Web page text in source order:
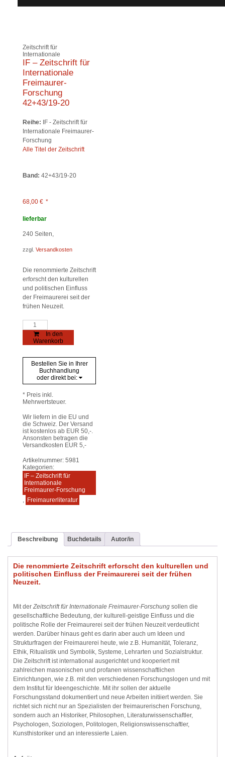
Zeitschrift für
Internationale
IF – Zeitschrift für
Internationale
Freimaurer-
Forschung
42+43/19-20
Reihe: IF - Zeitschrift für
Internationale Freimaurer-
Forschung
Alle Titel der Zeitschrift
Band: 42+43/19-20
68,00 € *
lieferbar
240 Seiten,
zzgl. Versandkosten
Die renommierte Zeitschrift
erforscht den kulturellen
und politischen Einfluss
der Freimaurerei seit der
frühen Neuzeit.
-
Zeitschrift
für
Freimaurer-
Forschung
42+43/19-
Menge
In den
Warenkorb
Bestellen Sie in Ihrer
Buchhandlung
oder direkt bei:
* Preis inkl.
Mehrwertsteuer.
Wir liefern in die EU und
die Schweiz. Der Versand
ist kostenlos ab EUR 50,-.
Ansonsten betragen die
Versandkosten EUR 5,-
Artikelnummer: 5981
Kategorien:
IF – Zeitschrift für
Internationale
Freimaurer-Forschung
, Freimaurerliteratur
Beschreibung Buchdetails Autor/in
Die renommierte Zeitschrift erforscht den kulturellen und
politischen Einfluss der Freimaurerei seit der frühen
Neuzeit.
Mit der Zeitschrift für Internationale Freimaurer-Forschung sollen die
gesellschaftliche Bedeutung, der kulturell-geistige Einfluss und die
politische Rolle der Freimaurerei seit der frühen Neuzeit verdeutlicht
werden. Darüber hinaus geht es darin aber auch um Ideen und
Strukturfragen der Freimaurerei heute, wie z.B. Humanität, Toleranz,
Ethik, Ritualistik und Symbolik, Systeme, Lehrarten und Sozialstruktur.
Die Zeitschrift ist international ausgerichtet und kooperiert mit
zahlreichen masonischen und profanen wissenschaftlichen
Einrichtungen, wie z.B. mit den verschiedenen Forschungslogen und mit
dem Institut für Ideengeschichte. Mit ihr sollen der aktuelle
Forschungsstand dokumentiert und neue Arbeiten initiiert werden. Sie
richtet sich nicht nur an Spezialisten der freimaurerischen Forschung,
sondern auch an Historiker, Philosophen, Literaturwissenschaftler,
Psychologen, Soziologen, Politologen, Religionswissenschaftler,
Kunsthistoriker und an interessierte Laien.